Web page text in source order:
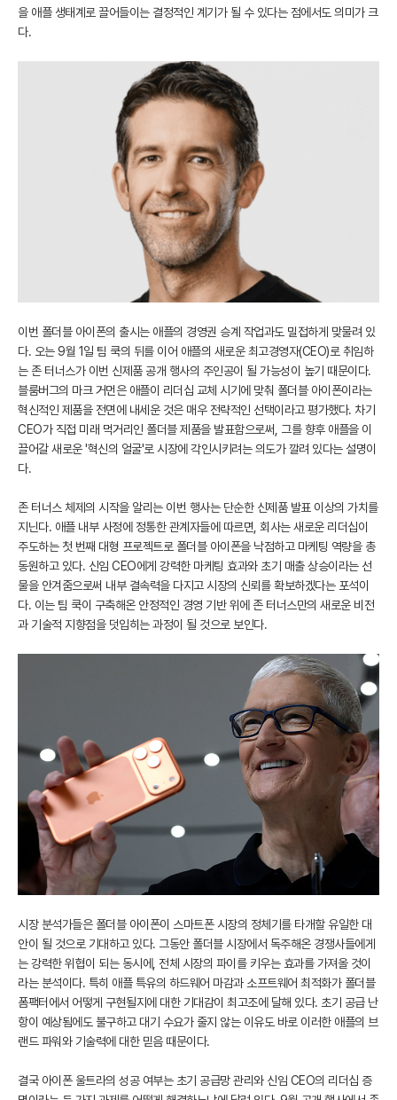
을 애플 생태계로 끌어들이는 결정적인 계기가 될 수 있다는 점에서도 의미가 크
다.
이번 폴더블 아이폰의 출시는 애플의 경영권 승계 작업과도 밀접하게 맞물려 있
다. 오는 9월 1일 팀 쿡의 뒤를 이어 애플의 새로운 최고경영자(CEO)로 취임하
는 존 터너스가 이번 신제품 공개 행사의 주인공이 될 가능성이 높기 때문이다.
블룸버그의 마크 거먼은 애플이 리더십 교체 시기에 맞춰 폴더블 아이폰이라는
혁신적인 제품을 전면에 내세운 것은 매우 전략적인 선택이라고 평가했다. 차기
CEO가 직접 미래 먹거리인 폴더블 제품을 발표함으로써, 그를 향후 애플을 이
끌어갈 새로운 '혁신의 얼굴'로 시장에 각인시키려는 의도가 깔려 있다는 설명이
다.
존 터너스 체제의 시작을 알리는 이번 행사는 단순한 신제품 발표 이상의 가치를
지닌다. 애플 내부 사정에 정통한 관계자들에 따르면, 회사는 새로운 리더십이
주도하는 첫 번째 대형 프로젝트로 폴더블 아이폰을 낙점하고 마케팅 역량을 총
동원하고 있다. 신임 CEO에게 강력한 마케팅 효과와 초기 매출 상승이라는 선
물을 안겨줌으로써 내부 결속력을 다지고 시장의 신뢰를 확보하겠다는 포석이
다. 이는 팀 쿡이 구축해온 안정적인 경영 기반 위에 존 터너스만의 새로운 비전
과 기술적 지향점을 덧입히는 과정이 될 것으로 보인다.
시장 분석가들은 폴더블 아이폰이 스마트폰 시장의 정체기를 타개할 유일한 대
안이 될 것으로 기대하고 있다. 그동안 폴더블 시장에서 독주해온 경쟁사들에게
는 강력한 위협이 되는 동시에, 전체 시장의 파이를 키우는 효과를 가져올 것이
라는 분석이다. 특히 애플 특유의 하드웨어 마감과 소프트웨어 최적화가 폴더블
폼팩터에서 어떻게 구현될지에 대한 기대감이 최고조에 달해 있다. 초기 공급 난
항이 예상됨에도 불구하고 대기 수요가 줄지 않는 이유도 바로 이러한 애플의 브
랜드 파워와 기술력에 대한 믿음 때문이다.
결국 아이폰 울트라의 성공 여부는 초기 공급망 관리와 신임 CEO의 리더십 증